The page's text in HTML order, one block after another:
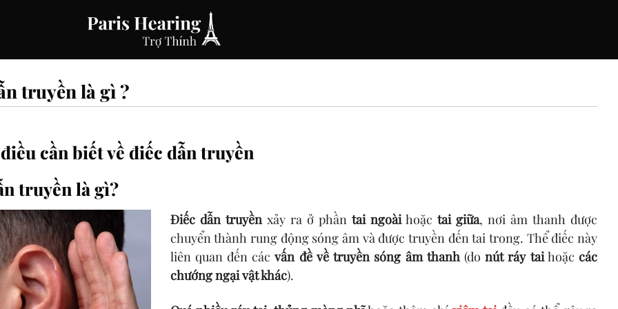
truyền là gì ?
cần biết về điếc dẫn truyền
truyền là gì?
Điếc dẫn truyềnxảy ra ở phần tai ngoàihoặc tai giữa, nơi âm thanh được
chuyển thành rung động sóng âm và được truyền đến tai trong. Thể điếc này
liên quan đến cácvấn đề về truyền sóng âm thanh(donút ráy taihoặccác
chướng ngại vật khác).